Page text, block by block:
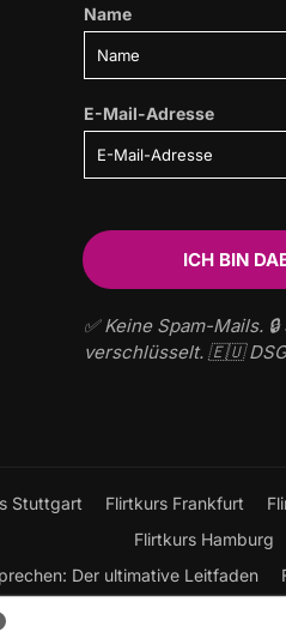
Name
E-Mail-Adresse
✅ Keine Spam-Mails. 🔒
verschlüsselt. 🇪🇺
Stuttgart Flirtkurs Frankfurt
Flirtkurs Hamburg
Der ultimative Leitfaden